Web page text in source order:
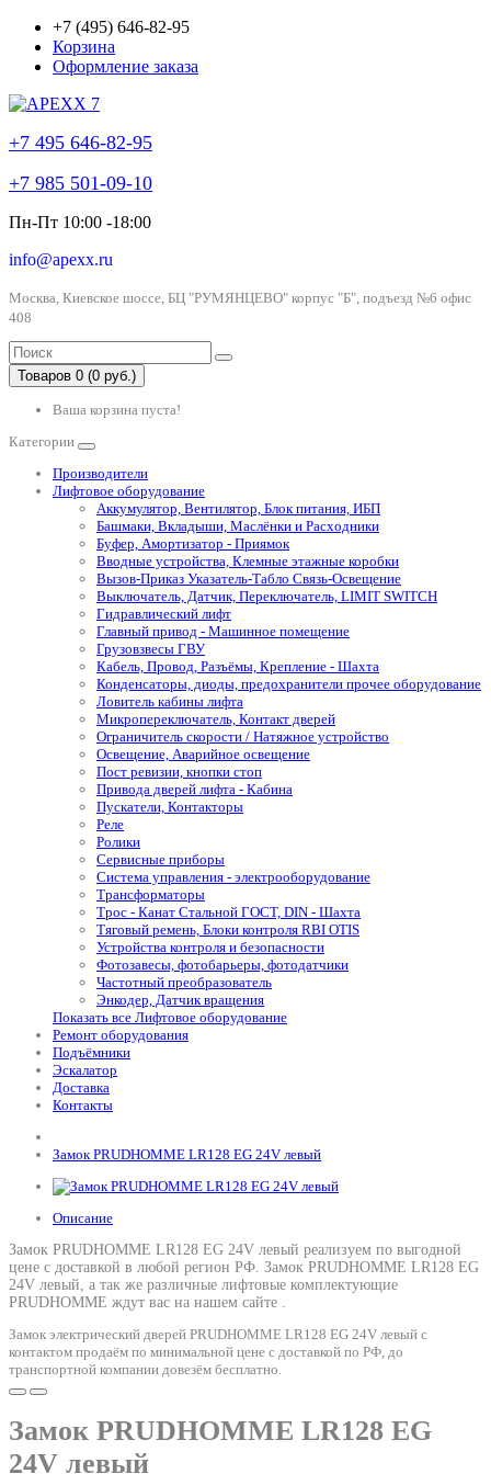
+7 (495) 646-82-95
Корзина
Оформление заказа
+7 495 646-82-95
+7 985 501-09-10
Пн-Пт 10:00 -18:00
info@apexx.ru
Москва, Киевское шоссе, БЦ "РУМЯНЦЕВО" корпус "Б", подъезд №6 офис
408
Товаров 0 (0 руб.)
Ваша корзина пуста!
Категории
Производители
Лифтовое оборудование
Аккумулятор, Вентилятор, Блок питания, ИБП
Башмаки, Вкладыши, Маслёнки и Расходники
Буфер, Амортизатор - Приямок
Вводные устройства, Клемные этажные коробки
Вызов-Приказ Указатель-Табло Связь-Освещение
Выключатель, Датчик, Переключатель, LIMIT SWITCH
Гидравлический лифт
Главный привод - Машинное помещение
Грузовзвесы ГВУ
Кабель, Провод, Разъёмы, Крепление - Шахта
Конденсаторы, диоды, предохранители прочее оборудование
Ловитель кабины лифта
Микропереключатель, Контакт дверей
Ограничитель скорости / Натяжное устройство
Освещение, Аварийное освещение
Пост ревизии, кнопки стоп
Привода дверей лифта - Кабина
Пускатели, Контакторы
Реле
Ролики
Сервисные приборы
Система управления - электрооборудование
Трансформаторы
Трос - Канат Стальной ГОСТ, DIN - Шахта
Тяговый ремень, Блоки контроля RBI OTIS
Устройства контроля и безопасности
Фотозавесы, фотобарьеры, фотодатчики
Частотный преобразователь
Энкодер, Датчик вращения
Показать все Лифтовое оборудование
Ремонт оборудования
Подъёмники
Эскалатор
Доставка
Контакты
Замок PRUDHOMME LR128 EG 24V левый
Описание
Замок PRUDHOMME LR128 EG 24V левый реализуем по выгодной
цене с доставкой в любой регион РФ. Замок PRUDHOMME LR128 EG
24V левый, а так же различные лифтовые комплектующие
PRUDHOMME ждут вас на нашем сайте .
Замок электрический дверей PRUDHOMME LR128 EG 24V левый с
контактом продаём по минимальной цене с доставкой по РФ, до
транспортной компании довезём бесплатно.
Замок PRUDHOMME LR128 EG
24V левый